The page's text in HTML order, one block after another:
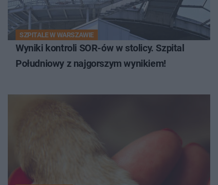
SZPITALE W WARSZAWIE
Wyniki kontroli SOR-ów w stolicy. Szpital
Południowy z najgorszym wynikiem!